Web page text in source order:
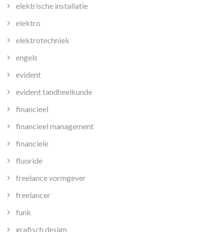
elektrische installatie
elektro
elektrotechniek
engels
evident
evident tandheelkunde
financieel
financieel management
financiele
fluoride
freelance vormgever
freelancer
funk
grafisch design